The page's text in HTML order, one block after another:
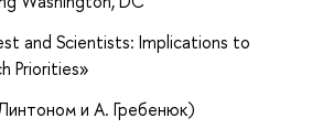
and Scientists: Implications to
Priorities»
и А. Гребенюк)